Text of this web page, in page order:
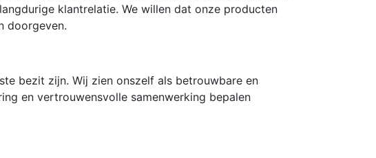
klantrelatie. We willen dat onze producten
doorgeven.
bezit zijn. Wij zien onszelf als betrouwbare en
en vertrouwensvolle samenwerking bepalen